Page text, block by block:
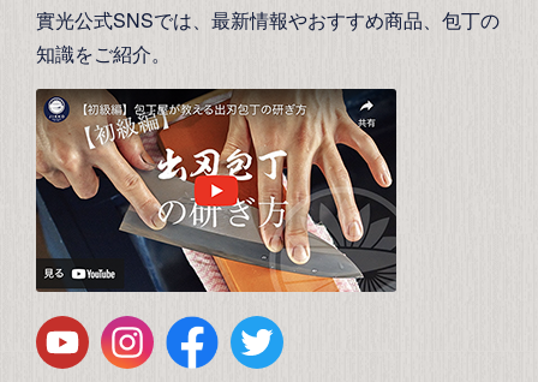
實光公式SNSでは、最新情報やおすすめ商品、包丁の
知識をご紹介。